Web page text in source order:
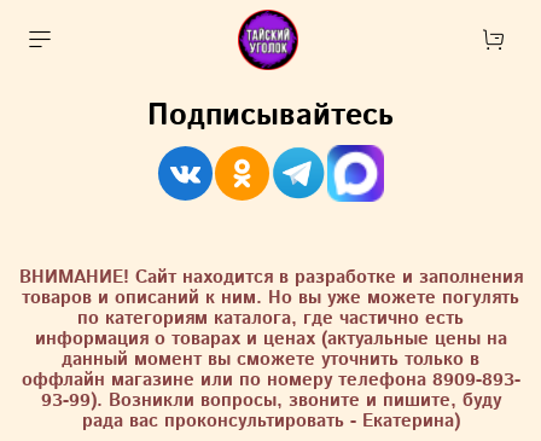
ВНИМАНИЕ! Сайт находится в разработке и заполнения
товаров и описаний к ним. Но вы уже можете погулять
по категориям каталога, где частично есть
информация о товарах и ценах (актуальные цены на
данный момент вы сможете уточнить только в
оффлайн магазине или по номеру телефона 8909-893-
93-99). Возникли вопросы, звоните и пишите, буду
рада вас проконсультировать - Екатерина)
Подписывайтесь